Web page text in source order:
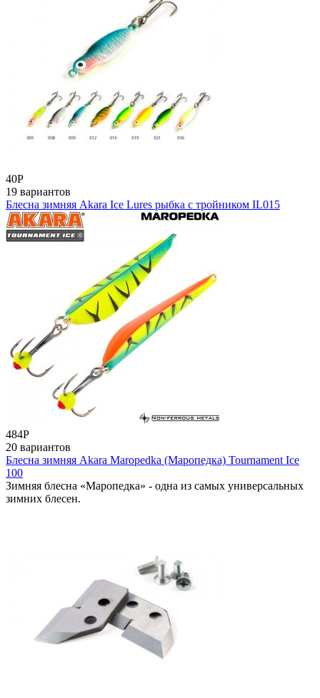
40Р
19 вариантов
Блесна зимняя Akara Ice Lures рыбка с тройником IL015
484Р
20 вариантов
Блесна зимняя Akara Maropedka (Маропедка) Tournament Ice
100
Зимняя блесна «Маропедка» - одна из самых универсальных
зимних блесен.